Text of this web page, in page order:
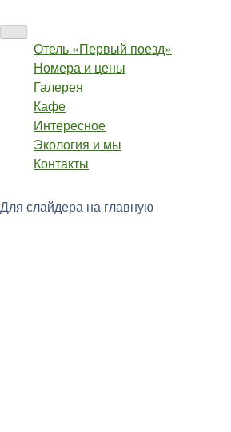
to
contentОтель «Первый поезд»
Номера и цены
Галерея
Кафе
Интересное
Экология и мы
Контакты
Модуль онлайн-бронирования
эконом
Для слайдера на главную